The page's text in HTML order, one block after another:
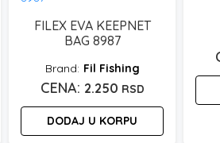
FILEX EVA KEEPNET
BAG 8987
Fil Fishing
2.250 RSD
DODAJ U KORPU